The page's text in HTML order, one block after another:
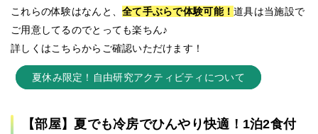
これらの体験はなんと、全て手ぶらで体験可能！道具は当施設で
ご用意してるのでとっても楽ちん♪
詳しくはこちらからご確認いただけます！
夏休み限定！自由研究アクティビティについて
【部屋】夏でも冷房でひんやり快適！1泊2食付